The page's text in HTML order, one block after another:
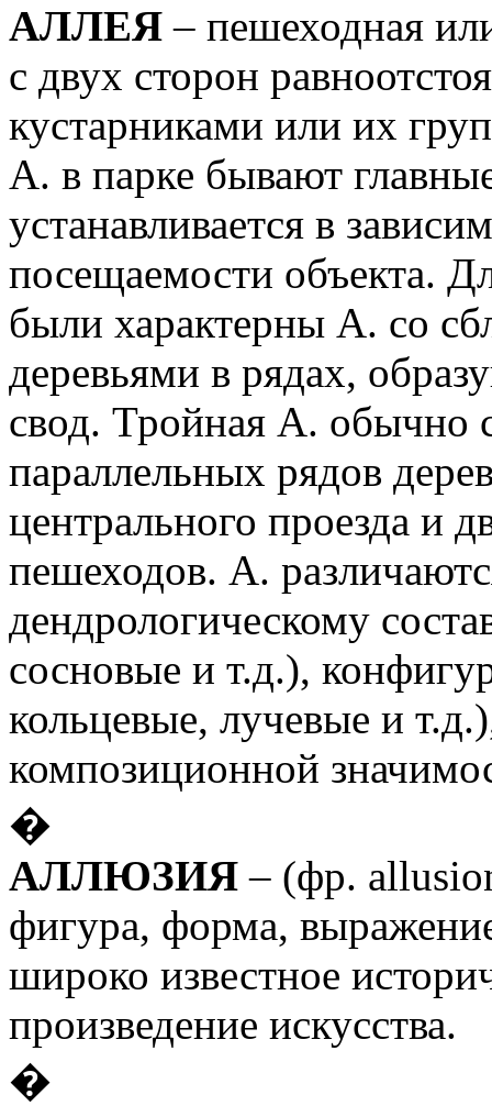
АЛЛЕЯ – пешеходная
с двух сторон
кустарниками или их
А. в парке бывают
устанавливается в
посещаемости объекта.
были характерны А. со
деревьями в рядах,
свод. Тройная А. обычно
параллельных рядов
центрального проезда и
пешеходов. А.
дендрологическому
сосновые и т.д.),
кольцевые, лучевые и
композиционной
�
АЛЛЮЗИЯ – (фр.
фигура, форма,
широко известное
произведение искусства.
�